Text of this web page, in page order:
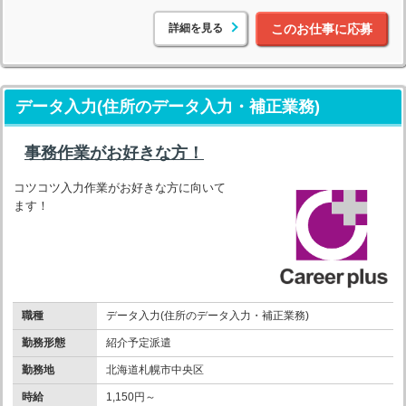
詳細を見る このお仕事に応募
データ入力(住所のデータ入力・補正業務)
事務作業がお好きな方！
コツコツ入力作業がお好きな方に向いて
ます！
職種 データ入力(住所のデータ入力・補正業務)
勤務形態 紹介予定派遣
勤務地 北海道札幌市中央区
時給 1,150円～